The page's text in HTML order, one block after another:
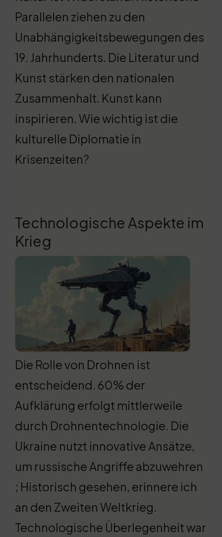
Parallelen ziehen zu den
Unabhängigkeitsbewegungen des
19. Jahrhunderts. Die Literatur und
Kunst stärken den nationalen
Zusammenhalt. Kunst kann
inspirieren. Wie wichtig ist die
kulturelle Diplomatie in
Krisenzeiten?
Technologische Aspekte im
Krieg
Die Rolle von Drohnen ist
entscheidend. 60% der
Aufklärung erfolgt mittlerweile
durch Drohnentechnologie. Die
Ukraine nutzt innovative Ansätze,
um russische Angriffe abzuwehren
; Historisch gesehen, erinnere ich
an den Zweiten Weltkrieg.
Technologische Überlegenheit war